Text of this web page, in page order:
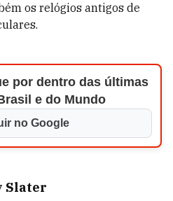
os relógios antigos de
por dentro das últimas
e do Mundo
no Google
Slater